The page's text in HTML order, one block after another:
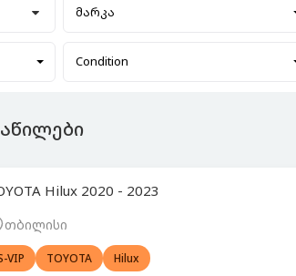
მარკა
Condition
Hilux 2020 - 2023
თბილისი
VIP TOYOTA Hilux